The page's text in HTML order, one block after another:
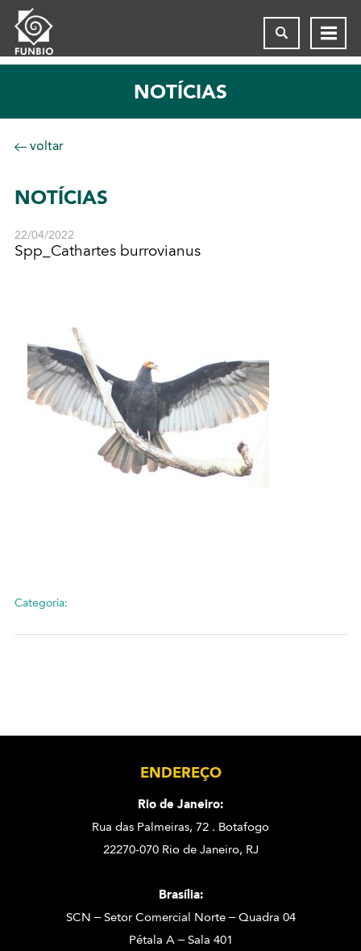
NOTÍCIAS
voltar
NOTÍCIAS
22/04/2022
Spp_Cathartes burrovianus
Categoria:
ENDEREÇO
Rio de Janeiro:
Rua das Palmeiras, 72 . Botafogo
22270-070 Rio de Janeiro, RJ
Brasília:
SCN – Setor Comercial Norte – Quadra 04
Pétala A – Sala 401